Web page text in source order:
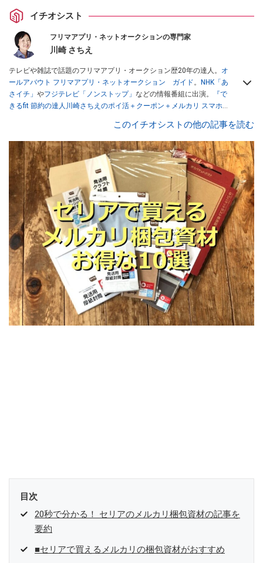
イチオシスト
フリマアプリ・ネットオークションの専門家
川崎 さちえ
テレビや雑誌で話題のフリマアプリ・オークション歴20年の達人。 オ
ールアバウト フリマアプリ・ネットオークション ガイド。
NHK「あ
さイチ」 やフジテレビ「ノンストップ」 などの情報番組に出演。
『で
きるfit 節約の達人川崎さちえのポイ活＋クーポン＋メルカリ スマホで
スマホ1つでスキマ時間に効率的に稼ぐ！』（翔泳社刊） ほか著書多
数。ブログは「川崎さちえのごちゃまぜ日記」。
■経歴：2003年、夫が子育てをするために、突然会社を辞める。翌月
からの給料が０円になり、家にいながら、しかも空いた時間でできる
オークションに目をつける。しかし、取引の仕方がわからずに、まず
は落札者として参加。その後、出品者側にまわり、家の中の物を出品
しまくる。出品する物がほぼなくなってからは、仕入れを経験。ネッ
トオークションを生活の一部に取り入れるべく、「ネットオークショ
ンやフリマアプリは生活のインフラになる」という考えを持つ。また
消費税増税の社会においては、ネットオークションやフリマアプリが
家計の救世主になりえると考え、業者とは違う視点でユーザーとして
参加中。
このイチオシストの他の記事を読む
目次
20秒で分かる！ セリアのメルカリ梱包資材の記事を
要約
■セリアで買えるメルカリの梱包資材がおすすめ